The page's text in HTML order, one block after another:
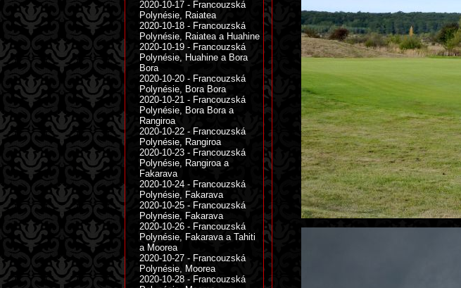
2020-10-17 - Francouzská
Polynésie, Raiatea
2020-10-18 - Francouzská
Polynésie, Raiatea a Huahine
2020-10-19 - Francouzská
Polynésie, Huahine a Bora
Bora
2020-10-20 - Francouzská
Polynésie, Bora Bora
2020-10-21 - Francouzská
Polynésie, Bora Bora a
Rangiroa
2020-10-22 - Francouzská
Polynésie, Rangiroa
2020-10-23 - Francouzská
Polynésie, Rangiroa a
Fakarava
2020-10-24 - Francouzská
Polynésie, Fakarava
2020-10-25 - Francouzská
Polynésie, Fakarava
2020-10-26 - Francouzská
Polynésie, Fakarava a Tahiti
a Moorea
2020-10-27 - Francouzská
Polynésie, Moorea
2020-10-28 - Francouzská